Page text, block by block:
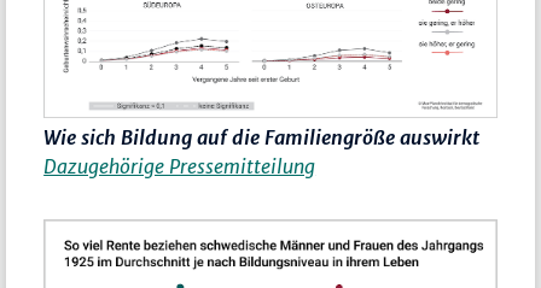
Wie sich Bildung auf die Familiengröße auswirkt
Dazugehörige Pressemitteilung